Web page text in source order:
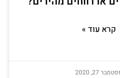
קרא עוד »
27, 2020